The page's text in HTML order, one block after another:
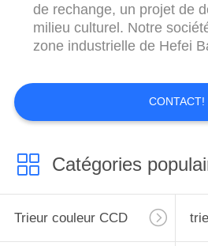
de rechange, un projet de
milieu culturel. Notre
zone industrielle de Hefei
acres de 120000 d'ateliers
standard de mètres carrés
4000 mètres carrés de
CONTACT!
Catégories
Trieur couleur CCD